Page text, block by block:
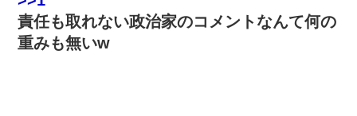
責任も取れない政治家のコメントなんて何の
重みも無いw